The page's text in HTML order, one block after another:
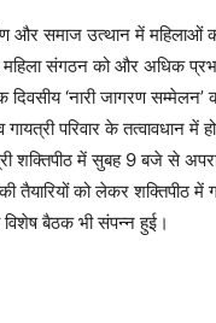
और समाज उत्थान में महिलाओं
संगठन को और अधिक
‘नारी जागरण सम्मेलन’
परिवार के तत्वावधान में
शक्तिपीठ में सुबह 9 बजे से
तैयारियों को लेकर शक्तिपीठ में
विशेष बैठक भी संपन्न हुई।